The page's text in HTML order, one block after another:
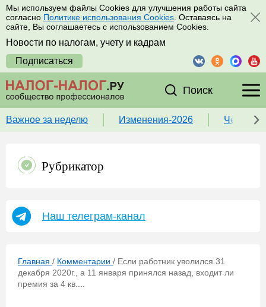
Мы используем файлы Cookies для улучшения работы сайта
согласно Политике использования Cookies . Оставаясь на
сайте, Вы соглашаетесь с использованием Cookies.
Новости по налогам, учету и кадрам
Подписаться
Поиск
Важное за неделю Изменения-2026 Чек-
Рубрикатор
Наш телеграм-канал
Главная / Комментарии / Если работник уволился 31
декабря 2020г., а 11 января принялся назад, входит ли
премия за 4 кв....